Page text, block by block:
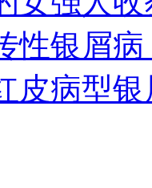
性银屑
皮病型